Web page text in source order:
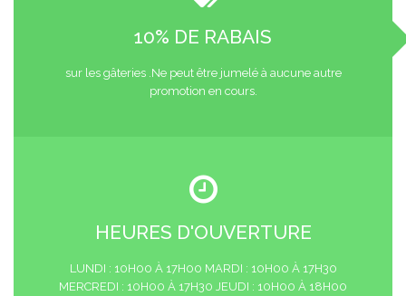
10% DE RABAIS
sur les gâteries .Ne peut être jumelé à aucune autre
promotion en cours.
HEURES D'OUVERTURE
LUNDI : 10H00 À 17H00 MARDI : 10H00 À 17H30
MERCREDI : 10H00 À 17H30 JEUDI : 10H00 À 18H00